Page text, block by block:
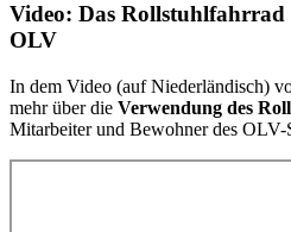
Video: Das Rollstuhlfahrrad
OLV
In dem Video (auf Niederländisch)
mehr über die Verwendung des
Mitarbeiter und Bewohner des OLV-